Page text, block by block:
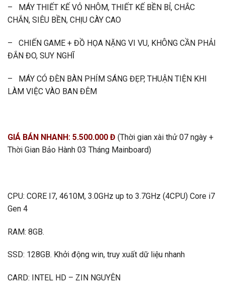
– MÁY THIẾT KẾ VỎ NHÔM, THIẾT KẾ BỀN BỈ, CHẮC
CHẮN, SIÊU BỀN, CHỊU CÀY CAO
– CHIẾN GAME + ĐỒ HỌA NẶNG VI VU, KHÔNG CẦN PHẢI
ĐẮN ĐO, SUY NGHĨ
– MÁY CÓ ĐÈN BÀN PHÍM SÁNG ĐẸP, THUẬN TIỆN KHI
LÀM VIỆC VÀO BAN ĐÊM
GIÁ BÁN NHANH: 5.500.000 Đ (Thời gian xài thử 07 ngày +
Thời Gian Bảo Hành 03 Tháng Mainboard)
CPU: CORE I7, 4610M, 3.0GHz up to 3.7GHz (4CPU) Core i7
Gen 4
RAM: 8GB.
SSD: 128GB. Khởi động win, truy xuất dữ liệu nhanh
CARD: INTEL HD – ZIN NGUYÊN